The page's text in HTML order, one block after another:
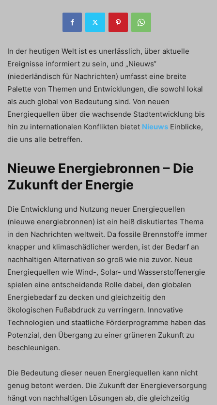
In der heutigen Welt ist es unerlässlich, über aktuelle
Ereignisse informiert zu sein, und „Nieuws“
(niederländisch für Nachrichten) umfasst eine breite
Palette von Themen und Entwicklungen, die sowohl lokal
als auch global von Bedeutung sind. Von neuen
Energiequellen über die wachsende Stadtentwicklung bis
hin zu internationalen Konflikten bietet Nieuws Einblicke,
die uns alle betreffen.
Nieuwe Energiebronnen – Die
Zukunft der Energie
Die Entwicklung und Nutzung neuer Energiequellen
(nieuwe energiebronnen) ist ein heiß diskutiertes Thema
in den Nachrichten weltweit. Da fossile Brennstoffe immer
knapper und klimaschädlicher werden, ist der Bedarf an
nachhaltigen Alternativen so groß wie nie zuvor. Neue
Energiequellen wie Wind-, Solar- und Wasserstoffenergie
spielen eine entscheidende Rolle dabei, den globalen
Energiebedarf zu decken und gleichzeitig den
ökologischen Fußabdruck zu verringern. Innovative
Technologien und staatliche Förderprogramme haben das
Potenzial, den Übergang zu einer grüneren Zukunft zu
beschleunigen.
Die Bedeutung dieser neuen Energiequellen kann nicht
genug betont werden. Die Zukunft der Energieversorgung
hängt von nachhaltigen Lösungen ab, die gleichzeitig